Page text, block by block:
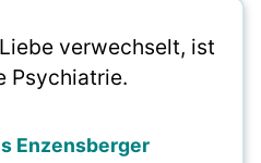
verwechselt, ist
Psychiatrie.
Enzensberger